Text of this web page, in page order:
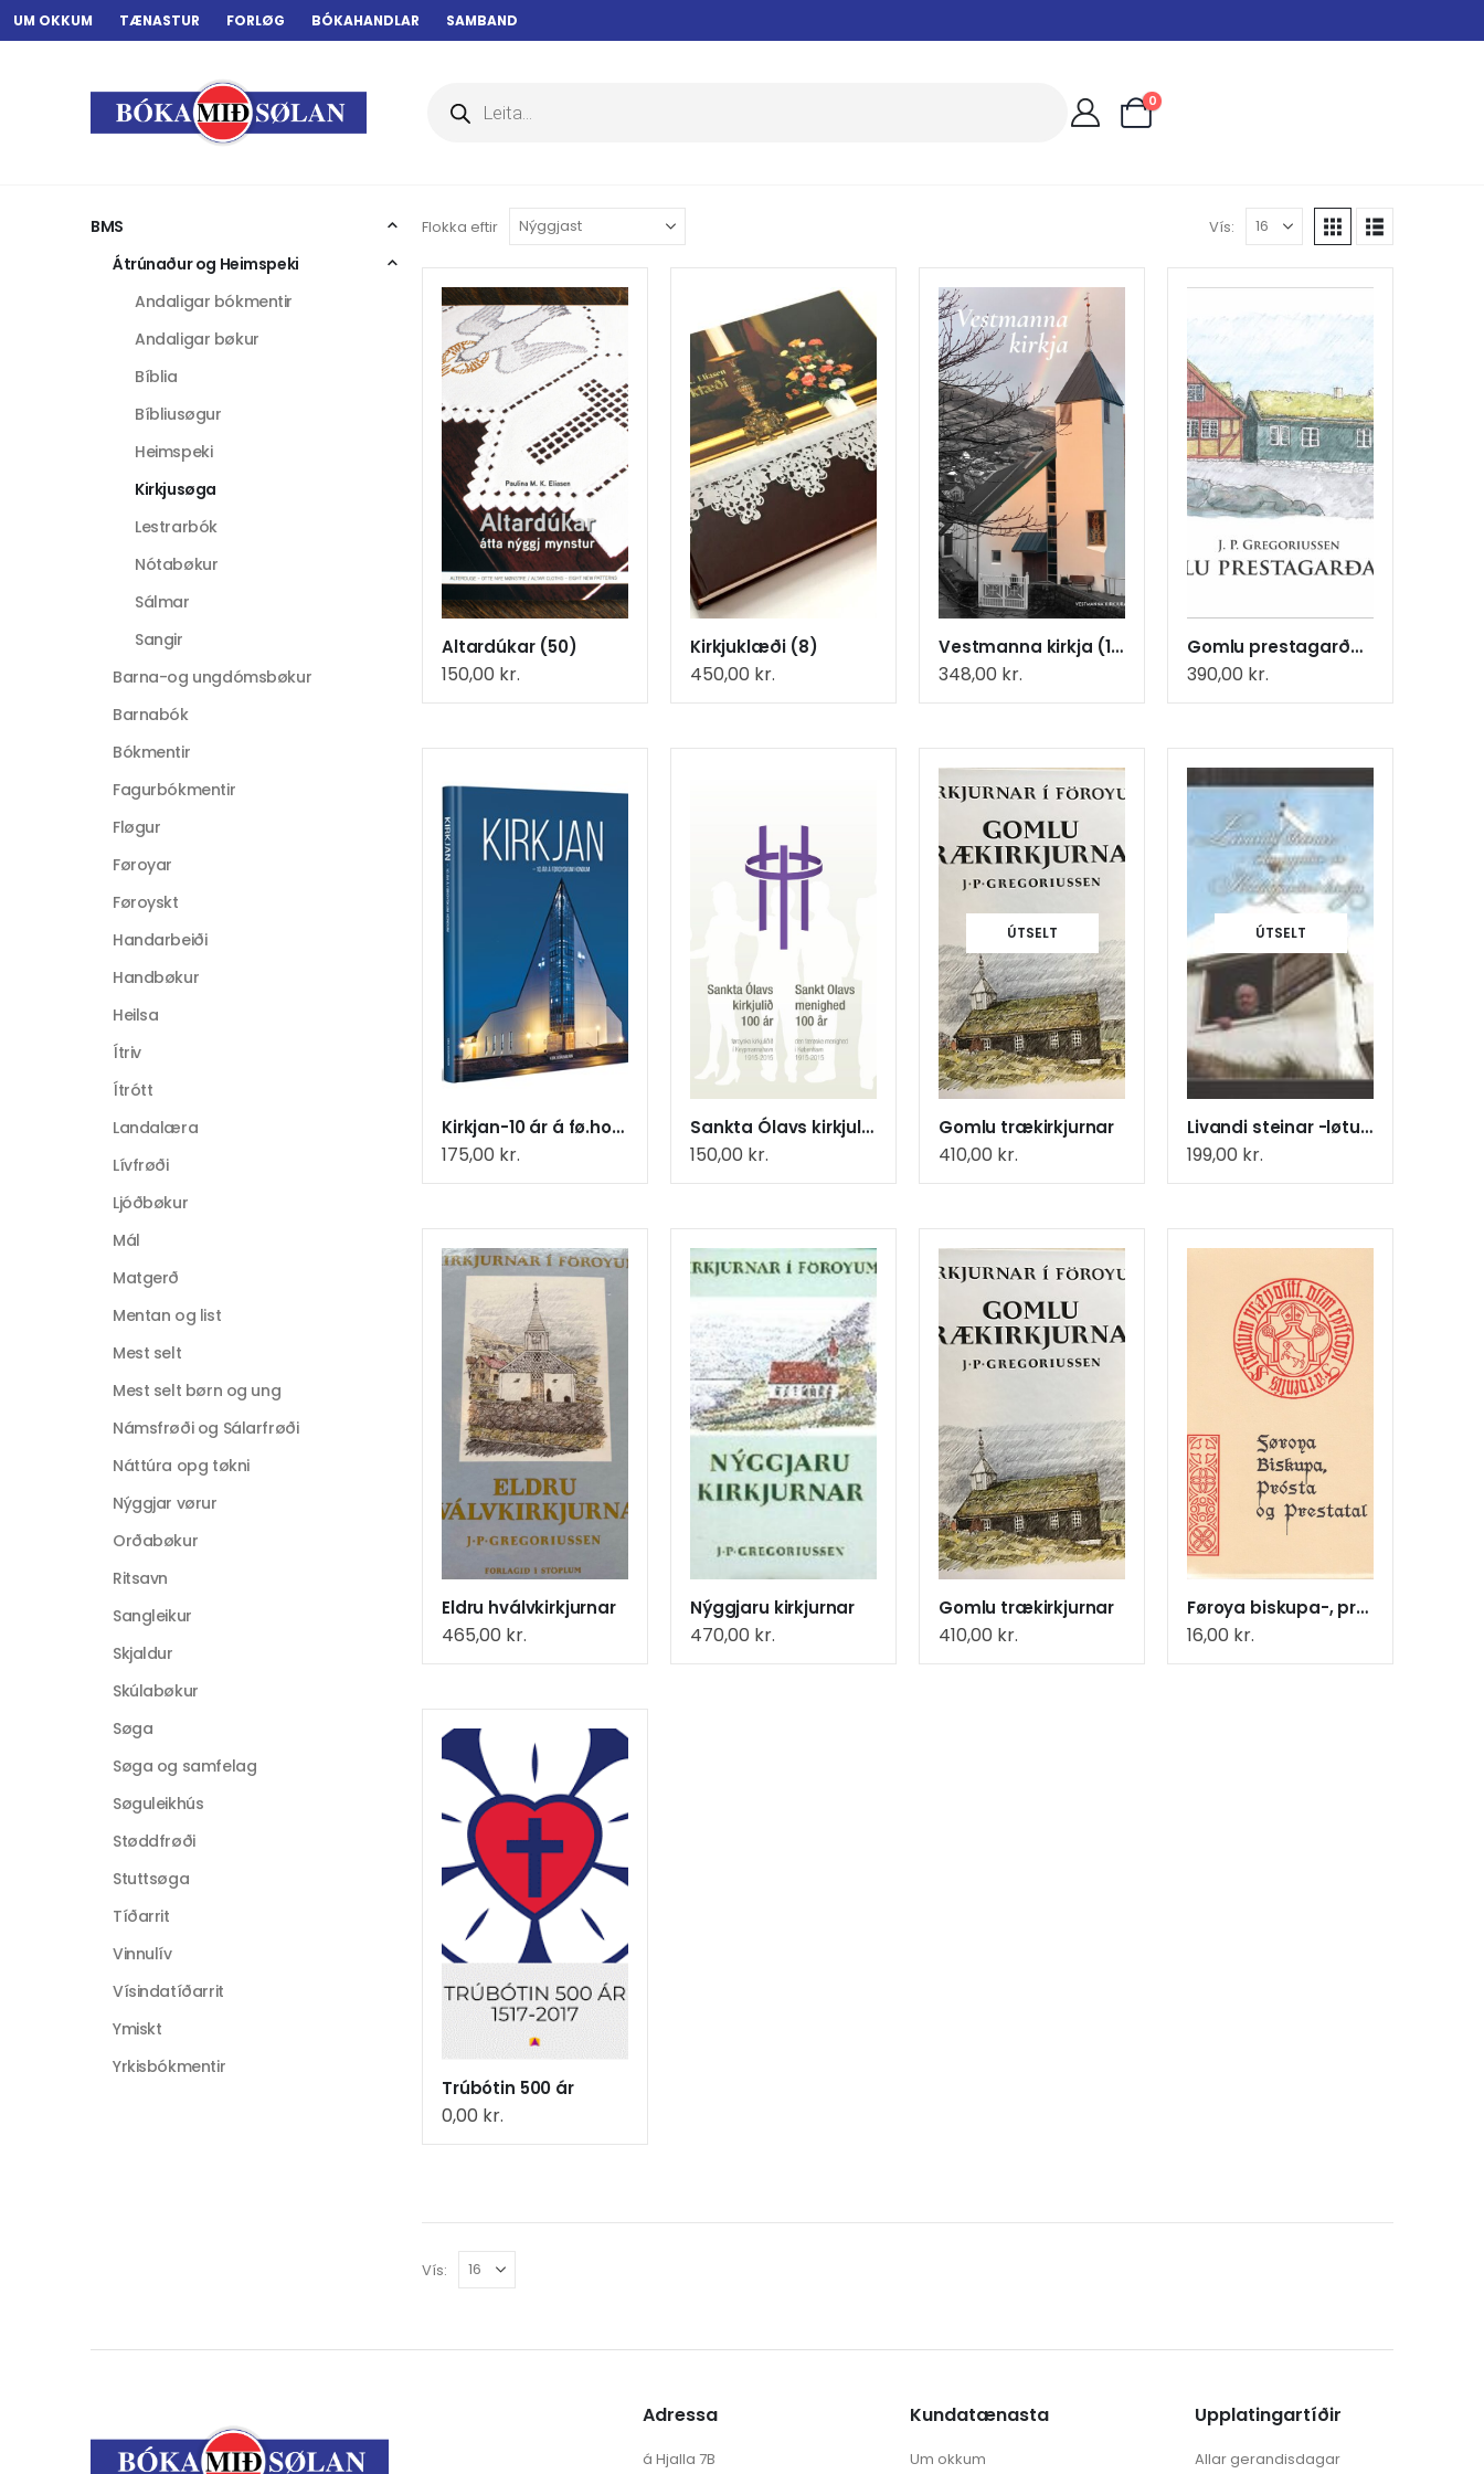
UM OKKUM TÆNASTUR FORLØG BÓKAHANDLAR SAMBAND
search 0
Flokka eftir Vís:
Altardúkar (50)
150,00 kr.
Kirkjuklæði (8)
450,00 kr.
Vestmanna kirkja (16)
348,00 kr.
Gomlu prestagarðarnir (11)
390,00 kr.
Kirkjan-10 ár á fø.hondum
175,00 kr.
Sankta Ólavs kirkjulið 100 ár
150,00 kr.
ÚTSELT
Gomlu trækirkjurnar
410,00 kr.
ÚTSELT
Livandi steinar -løtumyndir(44
199,00 kr.
Eldru hválvkirkjurnar
465,00 kr.
Nýggjaru kirkjurnar
470,00 kr.
Gomlu trækirkjurnar
410,00 kr.
Føroya biskupa-, prósta- og prestatal
16,00 kr.
Trúbótin 500 ár
0,00 kr.
Vís:
BMS
Átrúnaður og Heimspeki
Andaligar bókmentir
Andaligar bøkur
Bíblia
Bíbliusøgur
Heimspeki
Kirkjusøga
Lestrarbók
Nótabøkur
Sálmar
Sangir
Barna-og ungdómsbøkur
Barnabók
Bókmentir
Fagurbókmentir
Fløgur
Føroyar
Føroyskt
Handarbeiði
Handbøkur
Heilsa
Ítriv
Ítrótt
Landalæra
Lívfrøði
Ljóðbøkur
Mál
Matgerð
Mentan og list
Mest selt
Mest selt børn og ung
Námsfrøði og Sálarfrøði
Náttúra opg tøkni
Nýggjar vørur
Orðabøkur
Ritsavn
Sangleikur
Skjaldur
Skúlabøkur
Søga
Søga og samfelag
Søguleikhús
Støddfrøði
Stuttsøga
Tíðarrit
Vinnulív
Vísindatíðarrit
Ymiskt
Yrkisbókmentir
Adressa
á Hjalla 7B
Kundatænasta
Um okkum
Upplatingartíðir
Allar gerandisdagar